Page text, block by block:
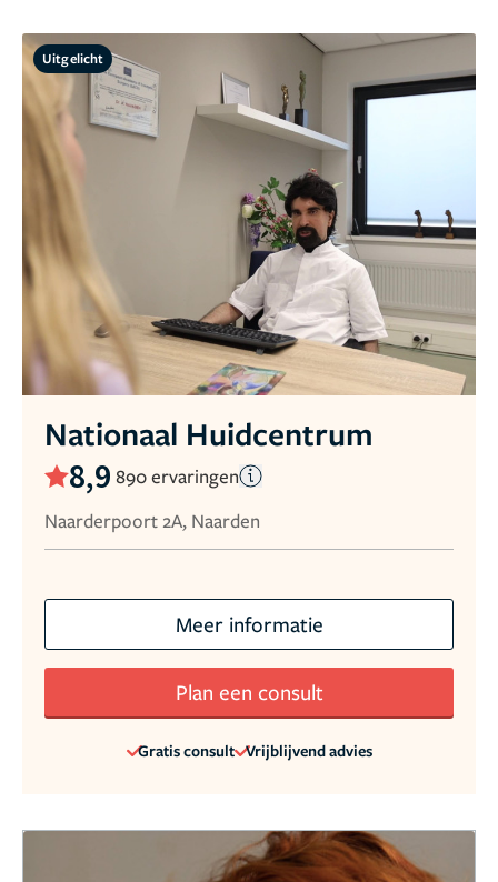
Uitgelicht
Nationaal Huidcentrum
8,9 890 ervaringen
Naarderpoort 2A, Naarden
Meer informatie
Plan een consult
Gratis consult Vrijblijvend advies